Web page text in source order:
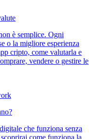
è semplice. Ogni
o la migliore esperienza
cripto, come valutarla e
vendere o gestire le
che funziona senza
come funziona la